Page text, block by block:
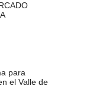
para
el Valle de